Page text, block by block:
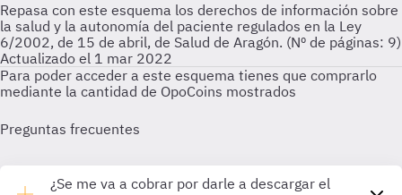
Repasa con este esquema los derechos de información sobre
la salud y la autonomía del paciente regulados en la Ley
6/2002, de 15 de abril, de Salud de Aragón. (Nº de páginas: 9)
Actualizado el 1 mar 2022
Para poder acceder a este esquema tienes que comprarlo
mediante la cantidad de OpoCoins mostrados
Preguntas frecuentes
¿Se me va a cobrar por darle a descargar el